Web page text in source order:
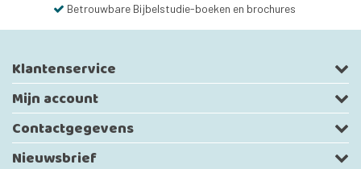
Betrouwbare Bijbelstudie-boeken en brochures
Klantenservice
Mijn account
Contactgegevens
Nieuwsbrief